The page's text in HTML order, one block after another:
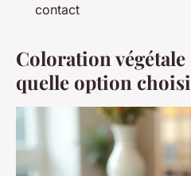
contact
Coloration
quelle option